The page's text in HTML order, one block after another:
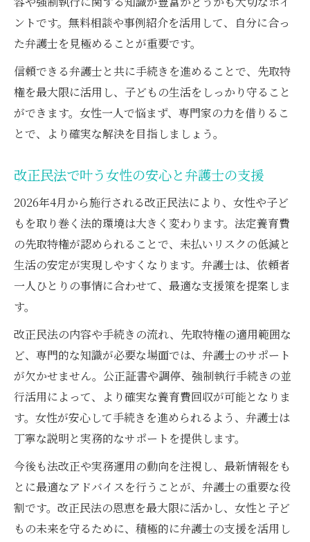
ントです。無料相談や事例紹介を活用して、自分に合っ
た弁護士を見極めることが重要です。
信頼できる弁護士と共に手続きを進めることで、先取特
権を最大限に活用し、子どもの生活をしっかり守ること
ができます。女性一人で悩まず、専門家の力を借りるこ
とで、より確実な解決を目指しましょう。
改正民法で叶う女性の安心と弁護士の支援
2026年4月から施行される改正民法により、女性や子ど
もを取り巻く法的環境は大きく変わります。法定養育費
の先取特権が認められることで、未払いリスクの低減と
生活の安定が実現しやすくなります。弁護士は、依頼者
一人ひとりの事情に合わせて、最適な支援策を提案しま
す。
改正民法の内容や手続きの流れ、先取特権の適用範囲な
ど、専門的な知識が必要な場面では、弁護士のサポート
が欠かせません。公正証書や調停、強制執行手続きの並
行活用によって、より確実な養育費回収が可能となりま
す。女性が安心して手続きを進められるよう、弁護士は
丁寧な説明と実務的なサポートを提供します。
今後も法改正や実務運用の動向を注視し、最新情報をも
とに最適なアドバイスを行うことが、弁護士の重要な役
割です。改正民法の恩恵を最大限に活かし、女性と子ど
もの未来を守るために、積極的に弁護士の支援を活用し